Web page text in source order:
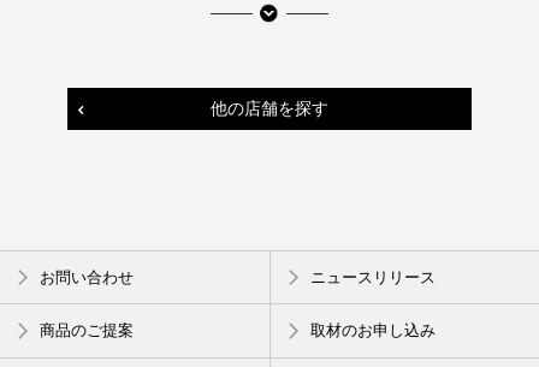
ちょことミュージアム in天王
寺MIOロフト
ブックバンドペンケース
他の店舗を探す
お問い合わせ ニュースリリース
商品のご提案 取材のお申し込み